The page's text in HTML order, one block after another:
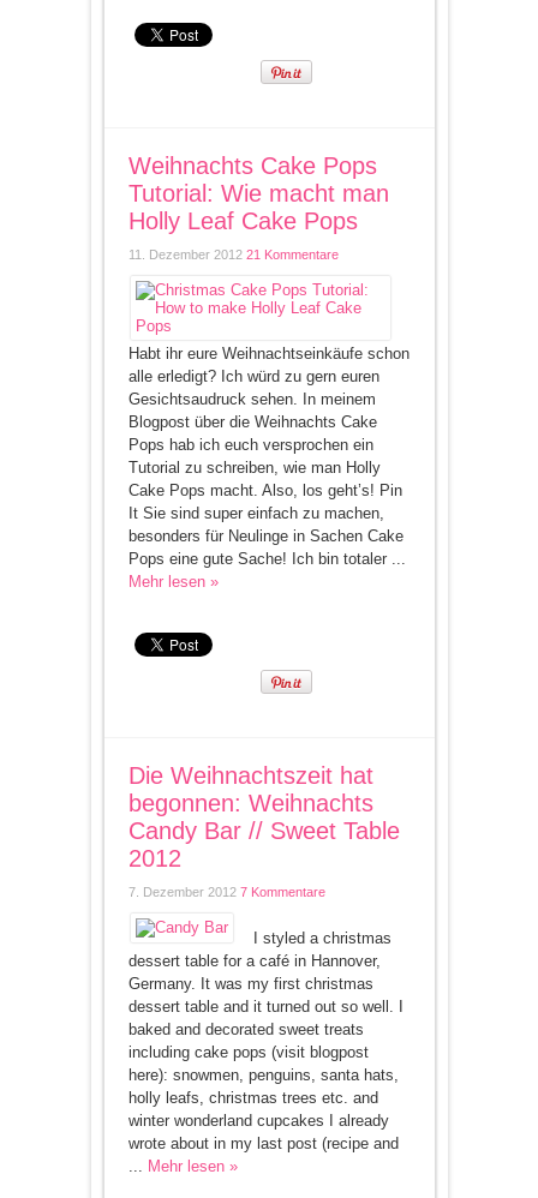
Weihnachts Cake Pops
Tutorial: Wie macht man
Holly Leaf Cake Pops
11. Dezember 2012 21 Kommentare
Habt ihr eure Weihnachtseinkäufe schon
alle erledigt? Ich würd zu gern euren
Gesichtsaudruck sehen. In meinem
Blogpost über die Weihnachts Cake
Pops hab ich euch versprochen ein
Tutorial zu schreiben, wie man Holly
Cake Pops macht. Also, los geht’s! Pin
It Sie sind super einfach zu machen,
besonders für Neulinge in Sachen Cake
Pops eine gute Sache! Ich bin totaler ...
Mehr lesen »
Die Weihnachtszeit hat
begonnen: Weihnachts
Candy Bar // Sweet Table
2012
7. Dezember 2012 7 Kommentare
I styled a christmas
dessert table for a café in Hannover,
Germany. It was my first christmas
dessert table and it turned out so well. I
baked and decorated sweet treats
including cake pops (visit blogpost
here): snowmen, penguins, santa hats,
holly leafs, christmas trees etc. and
winter wonderland cupcakes I already
wrote about in my last post (recipe and
... Mehr lesen »